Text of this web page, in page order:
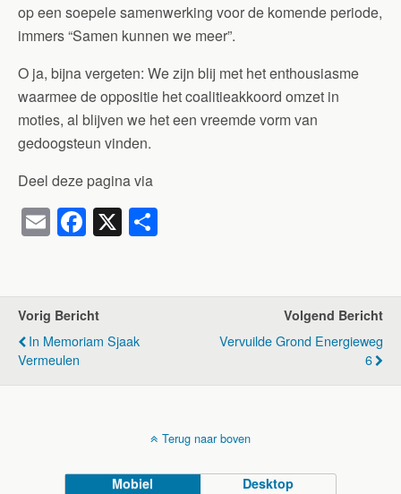
op een soepele samenwerking voor de komende periode,
immers “Samen kunnen we meer”.
O ja, bijna vergeten: We zijn blij met het enthousiasme
waarmee de oppositie het coalitieakkoord omzet in
moties, al blijven we het een vreemde vorm van
gedoogsteun vinden.
Deel deze pagina via
E
m
F
a
e
b
o
X
n
Vorig Bericht
In Memoriam Sjaak
Vermeulen
Volgend Bericht
Vervuilde Grond Energieweg
6
Terug naar boven
Mobiel Desktop